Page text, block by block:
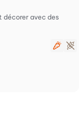
décorer avec des